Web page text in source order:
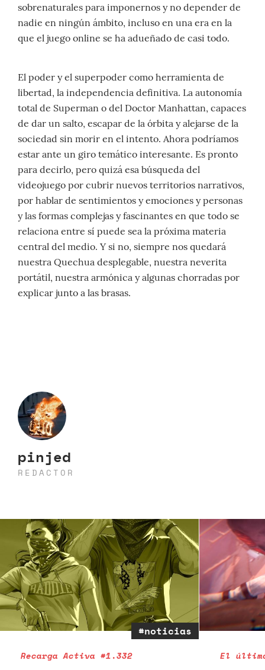
sobrenaturales para imponernos y no depender de
nadie en ningún ámbito, incluso en una era en la
que el juego online se ha adueñado de casi todo.
El poder y el superpoder como herramienta de
libertad, la independencia definitiva. La autonomía
total de Superman o del Doctor Manhattan, capaces
de dar un salto, escapar de la órbita y alejarse de la
sociedad sin morir en el intento. Ahora podríamos
estar ante un giro temático interesante. Es pronto
para decirlo, pero quizá esa búsqueda del
videojuego por cubrir nuevos territorios narrativos,
por hablar de sentimientos y emociones y personas
y las formas complejas y fascinantes en que todo se
relaciona entre sí puede sea la próxima materia
central del medio. Y si no, siempre nos quedará
nuestra Quechua desplegable, nuestra neverita
portátil, nuestra armónica y algunas chorradas por
explicar junto a las brasas.
pinjed
REDACTOR
#noticias
Recarga Activa #1.332 El